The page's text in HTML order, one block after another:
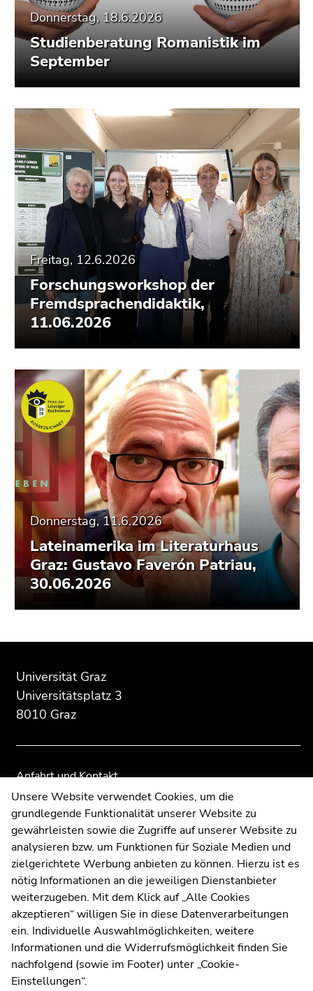
Donnerstag, 18.6.2026
Studienberatung Romanistik im
September
Freitag, 12.6.2026
Forschungsworkshop der
Fremdsprachendidaktik,
11.06.2026
Donnerstag, 11.6.2026
Lateinamerika im Literaturhaus
Graz: Gustavo Faverón Patriau,
30.06.2026
Seitenbereichs:
Zusatzinformationen:
Universität Graz
Universitätsplatz 3
8010 Graz
Anfahrt und Kontakt
Kommunikation und Öffentlichkeitsarbeit
Moodle
UNIGRAZonline
Impressum
Datenschutzerklärung
Cookie-Einstellungen
Barrierefreiheitserklärung
WetterstationUni Graz
Seitenbereichs.
Übersicht
Seitenbereiche
Seitenbereichs.
Übersicht
Seitenbereiche
Unsere Website verwendet Cookies, um die
grundlegende Funktionalität unserer Website zu
gewährleisten sowie die Zugriffe auf unserer Website zu
analysieren bzw. um Funktionen für Soziale Medien und
zielgerichtete Werbung anbieten zu können. Hierzu ist es
nötig Informationen an die jeweiligen Dienstanbieter
weiterzugeben. Mit dem Klick auf „Alle Cookies
akzeptieren“ willigen Sie in diese Datenverarbeitungen
ein. Individuelle Auswahlmöglichkeiten, weitere
Informationen und die Widerrufsmöglichkeit finden Sie
nachfolgend (sowie im Footer) unter „Cookie-
Einstellungen“.